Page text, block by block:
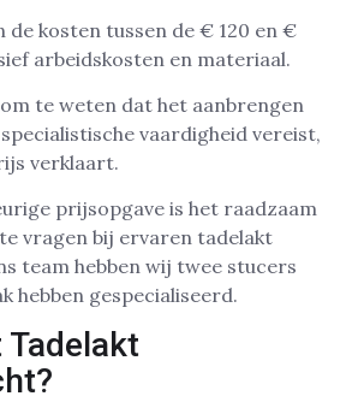
de kosten tussen de € 120 en €
arbeidskosten en materiaal.
te weten dat het aanbrengen
vaardigheid vereist,
verklaart.
prijsopgave is het raadzaam
vragen bij ervaren tadelakt
team hebben wij twee stucers
hebben gespecialiseerd.
Tadelakt